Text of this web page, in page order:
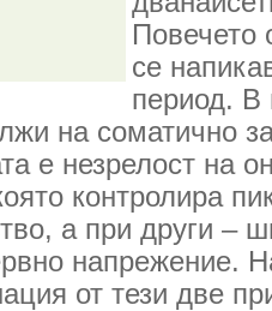
Повечето
се
период. В
на соматично
е незрелост на
контролира
а при други –
напрежение.
от тези две